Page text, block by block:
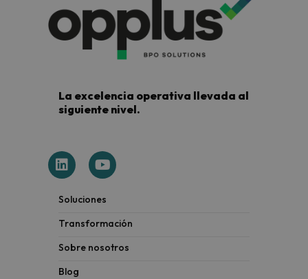
La excelencia operativa llevada al
siguiente nivel.
Soluciones
Transformación
Sobre nosotros
Blog